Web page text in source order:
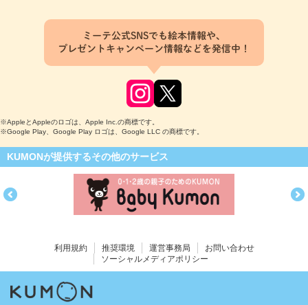
ミーテ公式SNSでも絵本情報や、
プレゼントキャンペーン情報などを発信中！
※AppleとAppleのロゴは、Apple Inc.の商標です。
※Google Play、Google Play ロゴは、Google LLC の商標です。
KUMONが提供するその他のサービス
利用規約 推奨環境 運営事務局
お問い合わせ
ソーシャルメディアポリシー